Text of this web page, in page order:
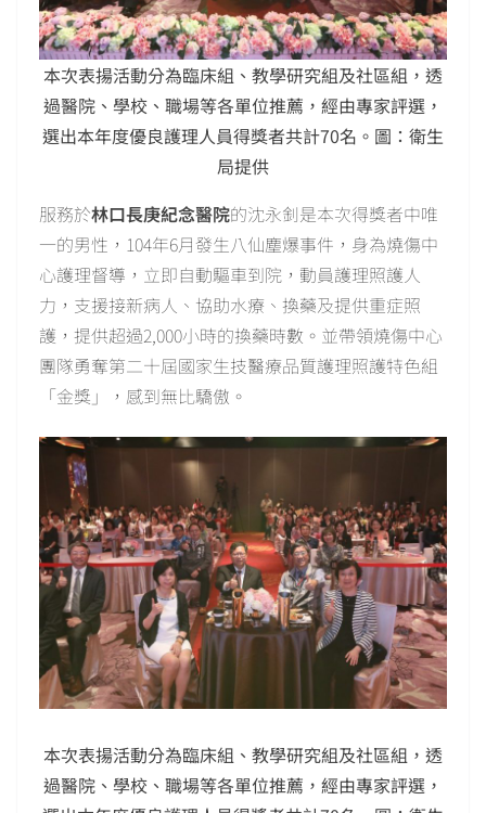
本次表揚活動分為臨床組、教學研究組及社區組，透
過醫院、學校、職場等各單位推薦，經由專家評選，
選出本年度優良護理人員得獎者共計70名。圖：衛生
局提供
服務於林口長庚紀念醫院的沈永釗是本次得獎者中唯
一的男性，104年6月發生八仙塵爆事件，身為燒傷中
心護理督導，立即自動驅車到院，動員護理照護人
力，支援接新病人、協助水療、換藥及提供重症照
護，提供超過2,000小時的換藥時數。並帶領燒傷中心
團隊勇奪第二十屆國家生技醫療品質護理照護特色組
「金獎」，感到無比驕傲。
本次表揚活動分為臨床組、教學研究組及社區組，透
過醫院、學校、職場等各單位推薦，經由專家評選，